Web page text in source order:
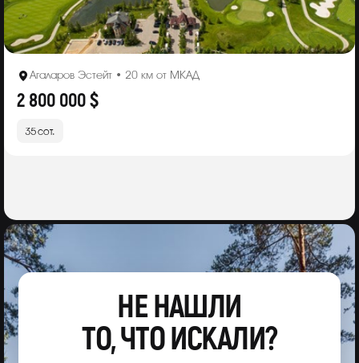
Агаларов Эстейт • 20 км от МКАД
2 800 000 $
35 сот.
НЕ НАШЛИ
ТО, ЧТО ИСКАЛИ?